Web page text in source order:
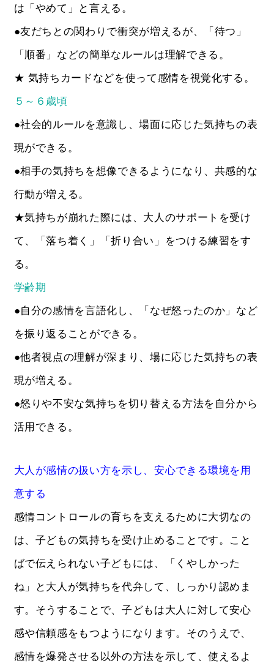
は「やめて」と言える。
●友だちとの関わりで衝突が増えるが、「待つ」
「順番」などの簡単なルールは理解できる。
★ 気持ちカードなどを使って感情を視覚化する。
５～６歳頃
●社会的ルールを意識し、場面に応じた気持ちの表
現ができる。
●相手の気持ちを想像できるようになり、共感的な
行動が増える。
★気持ちが崩れた際には、大人のサポートを受け
て、「落ち着く」「折り合い」をつける練習をす
る。
学齢期
●自分の感情を言語化し、「なぜ怒ったのか」など
を振り返ることができる。
●他者視点の理解が深まり、場に応じた気持ちの表
現が増える。
●怒りや不安な気持ちを切り替える方法を自分から
活用できる。
大人が感情の扱い方を示し、安心できる環境を用
意する
感情コントロールの育ちを支えるために大切なの
は、子どもの気持ちを受け止めることです。こと
ばで伝えられない子どもには、「くやしかった
ね」と大人が気持ちを代弁して、しっかり認めま
す。そうすることで、子どもは大人に対して安心
感や信頼感をもつようになります。そのうえで、
感情を爆発させる以外の方法を示して、使えるよ